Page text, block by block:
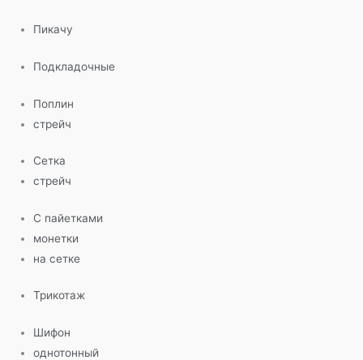
Пикачу
Подкладочные
Поплин
стрейч
Сетка
стрейч
С пайетками
монетки
на сетке
Трикотаж
Шифон
однотонный